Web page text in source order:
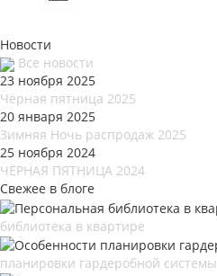
Новости
Все новости
23 ноября 2025
Чёрная пятница 2025
20 января 2025
Зимняя Ночь распродаж 2025
25 ноября 2024
ЧЁРНАЯ ПЯТНИЦА 2024
Свежее в блоге
библиотека в квартире
планировки гардеробной системы